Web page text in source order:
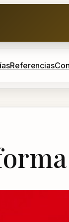
Referencias